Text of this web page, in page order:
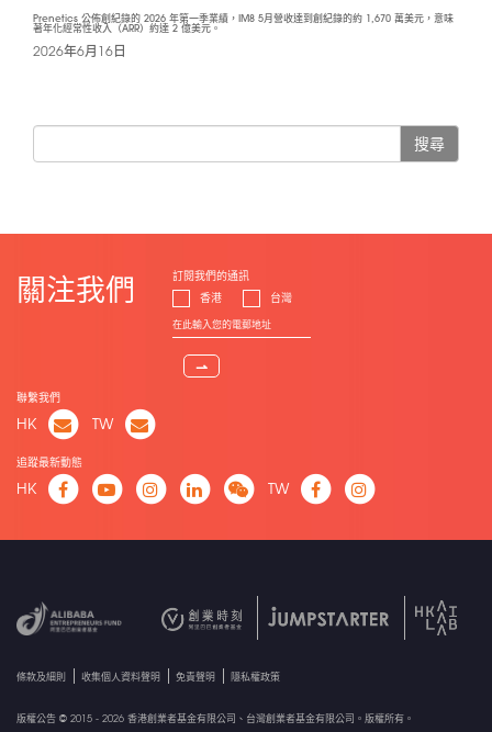
Prenetics 公佈創紀錄的 2026 年第一季業績，IM8 5月營收達到創紀錄的約 1,670 萬美元，意味
著年化經常性收入（ARR）約達 2 億美元。
2026年6月16日
搜尋
關注我們
訂閱我們的通訊
香港
台灣
⇀
聯繫我們
HK TW
追蹤最新動態
HK TW
條款及細則 收集個人資料聲明 免責聲明 隱私權政策
版權公告 © 2015 - 2026 香港創業者基金有限公司、台灣創業者基金有限公司。版權所有。